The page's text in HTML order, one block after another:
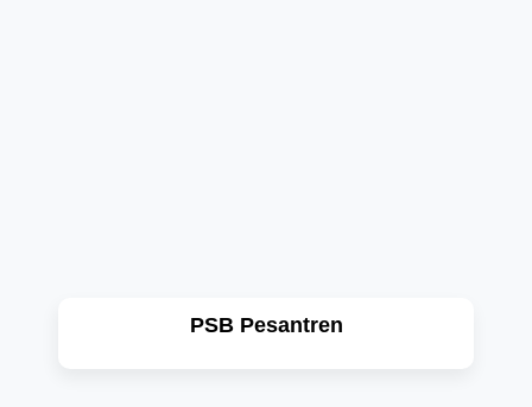
PSB Pesantren